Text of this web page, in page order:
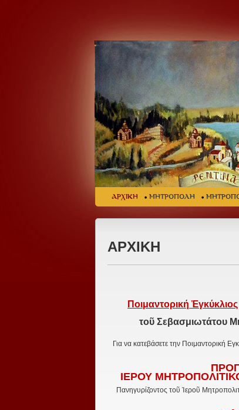
ΑΡΧΙΚΗ ΜΗΤΡΟΠΟΛΗ
ΑΡΧΙΚΗ
Ποιμαντορική Ἐγκύκλιος
τοῦ Σεβασμιωτάτου
Για να κατεβάσετε την Ποιμαντορική
ΙΕΡΟΥ
Πανηγυρίζοντος τοῦ Ἱεροῦ